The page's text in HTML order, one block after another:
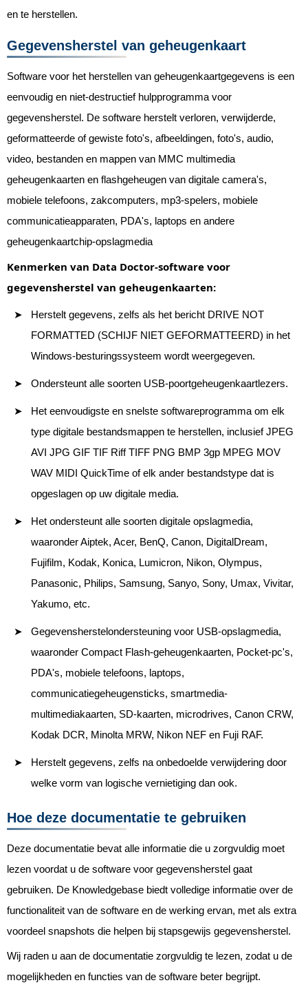
en te herstellen.
Gegevensherstel van geheugenkaart
Software voor het herstellen van geheugenkaartgegevens is een
eenvoudig en niet-destructief hulpprogramma voor
gegevensherstel. De software herstelt verloren, verwijderde,
geformatteerde of gewiste foto's, afbeeldingen, foto's, audio,
video, bestanden en mappen van MMC multimedia
geheugenkaarten en flashgeheugen van digitale camera's,
mobiele telefoons, zakcomputers, mp3-spelers, mobiele
communicatieapparaten, PDA's, laptops en andere
geheugenkaartchip-opslagmedia
Kenmerken van Data Doctor-software voor
gegevensherstel van geheugenkaarten:
Herstelt gegevens, zelfs als het bericht DRIVE NOT
FORMATTED (SCHIJF NIET GEFORMATTEERD) in het
Windows-besturingssysteem wordt weergegeven.
Ondersteunt alle soorten USB-poortgeheugenkaartlezers.
Het eenvoudigste en snelste softwareprogramma om elk
type digitale bestandsmappen te herstellen, inclusief JPEG
AVI JPG GIF TIF Riff TIFF PNG BMP 3gp MPEG MOV
WAV MIDI QuickTime of elk ander bestandstype dat is
opgeslagen op uw digitale media.
Het ondersteunt alle soorten digitale opslagmedia,
waaronder Aiptek, Acer, BenQ, Canon, DigitalDream,
Fujifilm, Kodak, Konica, Lumicron, Nikon, Olympus,
Panasonic, Philips, Samsung, Sanyo, Sony, Umax, Vivitar,
Yakumo, etc.
Gegevensherstelondersteuning voor USB-opslagmedia,
waaronder Compact Flash-geheugenkaarten, Pocket-pc's,
PDA's, mobiele telefoons, laptops,
communicatiegeheugensticks, smartmedia-
multimediakaarten, SD-kaarten, microdrives, Canon CRW,
Kodak DCR, Minolta MRW, Nikon NEF en Fuji RAF.
Herstelt gegevens, zelfs na onbedoelde verwijdering door
welke vorm van logische vernietiging dan ook.
Hoe deze documentatie te gebruiken
Deze documentatie bevat alle informatie die u zorgvuldig moet
lezen voordat u de software voor gegevensherstel gaat
gebruiken. De Knowledgebase biedt volledige informatie over de
functionaliteit van de software en de werking ervan, met als extra
voordeel snapshots die helpen bij stapsgewijs gegevensherstel.
Wij raden u aan de documentatie zorgvuldig te lezen, zodat u de
mogelijkheden en functies van de software beter begrijpt.